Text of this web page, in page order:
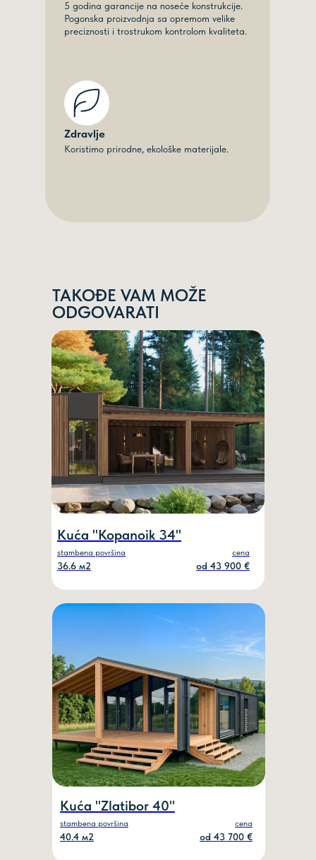
5 godina garancije na noseće konstrukcije.
Pogonska proizvodnja sa opremom velike
preciznosti i trostrukom kontrolom kvaliteta.
Zdravlje
Koristimo prirodne, ekološke materijale.
Kuća "Kopanoik 34"
stambena površina
36.6 м2
cena
od 43 900 €
Kuća "Zlatibor 40"
stambena površina
40.4 м2
cena
od 43 700 €
TAKOĐE VAM MOŽE
ODGOVARATI
ZAKAŽI POZIV
Vaš telefon
PRODAJATARK@GMAIL.COM
@TARKRS